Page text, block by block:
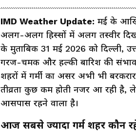
IMD Weather Update: मई के
अलग-अलग हिस्सों में अलग तस्वीर
के मुताबिक 31 मई 2026 को दिल्ली,
गरज-चमक और हल्की बारिश की
शहरों में गर्मी का असर अभी भी
तीव्रता कुछ कम होती नजर आ रही है,
आसपास रहने वाला है।
आज सबसे ज्यादा गर्म शहर कौन